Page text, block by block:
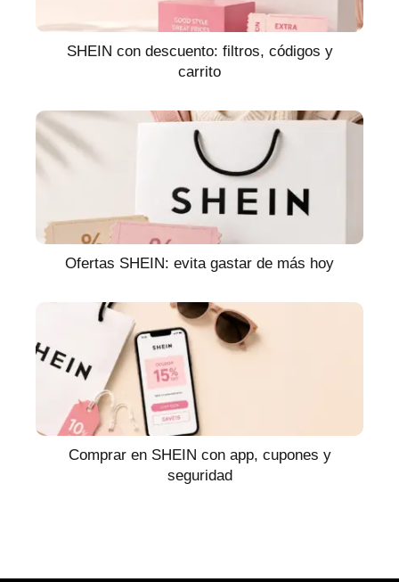
SHEIN con descuento: filtros, códigos y
carrito
Ofertas SHEIN: evita gastar de más hoy
Comprar en SHEIN con app, cupones y
seguridad